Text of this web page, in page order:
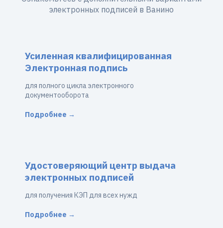
электронных подписей в Ванино
Усиленная квалифицированная
Электронная подпись
для полного цикла электронного
документооборота
Подробнее →
Удостоверяющий центр выдача
электронных подписей
для получения КЭП для всех нужд
Подробнее →